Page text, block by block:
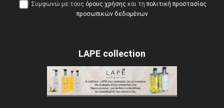
Συμφωνώ με τους όρους χρήσης και τη πολιτική προστασίας
προσωπικών δεδομένων
LAPE collection